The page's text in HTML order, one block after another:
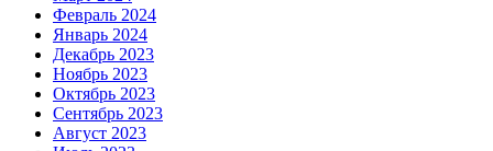
Февраль 2024
Январь 2024
Декабрь 2023
Ноябрь 2023
Октябрь 2023
Сентябрь 2023
Август 2023